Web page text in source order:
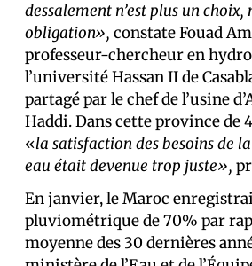
dessalement n’est plus un choix,
obligation», constate Fouad
professeur-chercheur en
l’université Hassan II de
partagé par le chef de l’usine
Haddi. Dans cette province de
«la satisfaction des besoins de
eau était devenue trop juste»,
En janvier, le Maroc
pluviométrique de 70% par
moyenne des 30 dernières